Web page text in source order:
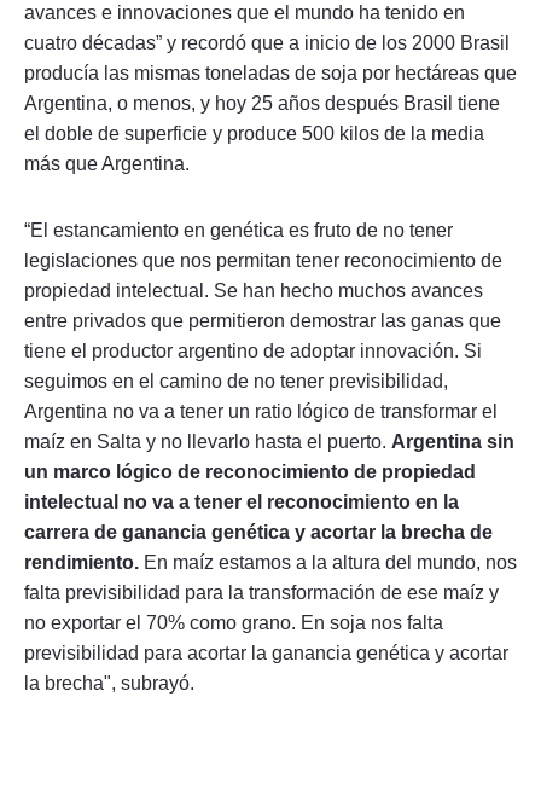
avances e innovaciones que el mundo ha tenido en
cuatro décadas” y recordó que a inicio de los 2000 Brasil
producía las mismas toneladas de soja por hectáreas que
Argentina, o menos, y hoy 25 años después Brasil tiene
el doble de superficie y produce 500 kilos de la media
más que Argentina.
“El estancamiento en genética es fruto de no tener
legislaciones que nos permitan tener reconocimiento de
propiedad intelectual. Se han hecho muchos avances
entre privados que permitieron demostrar las ganas que
tiene el productor argentino de adoptar innovación. Si
seguimos en el camino de no tener previsibilidad,
Argentina no va a tener un ratio lógico de transformar el
maíz en Salta y no llevarlo hasta el puerto. Argentina sin
un marco lógico de reconocimiento de propiedad
intelectual no va a tener el reconocimiento en la
carrera de ganancia genética y acortar la brecha de
rendimiento. En maíz estamos a la altura del mundo, nos
falta previsibilidad para la transformación de ese maíz y
no exportar el 70% como grano. En soja nos falta
previsibilidad para acortar la ganancia genética y acortar
la brecha", subrayó.